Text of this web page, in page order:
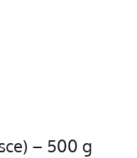
– 500 g